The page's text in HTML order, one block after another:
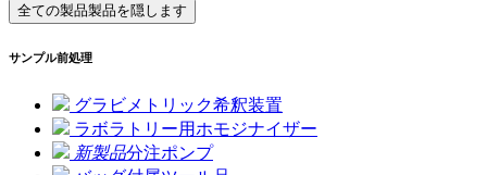
全ての製品製品を隠します
サンプル前処理
グラビメトリック希釈装置
ラボラトリー用ホモジナイザー
新製品分注ポンプ